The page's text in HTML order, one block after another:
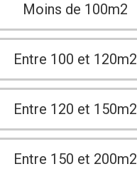
Moins de 100m2
Entre 100 et 120m2
Entre 120 et 150m2
Entre 150 et 200m2